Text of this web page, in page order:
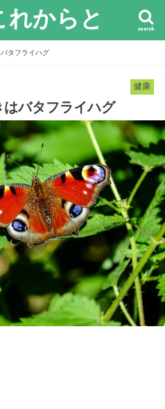
れからと search
タフライハグ
健康
バタフライハグ